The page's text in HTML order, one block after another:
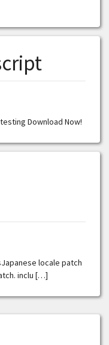
Download Now!
locale patch
inclu […]